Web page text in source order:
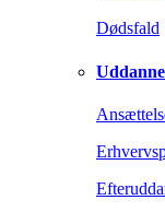
Dødsfald